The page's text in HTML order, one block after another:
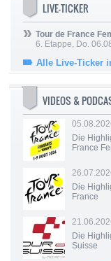
LIVE-TICKER
Tour de France
6. Etappe, Do.
Alle Live-Ticker
VIDEOS &
Die
France
Die
France
Die
Suisse